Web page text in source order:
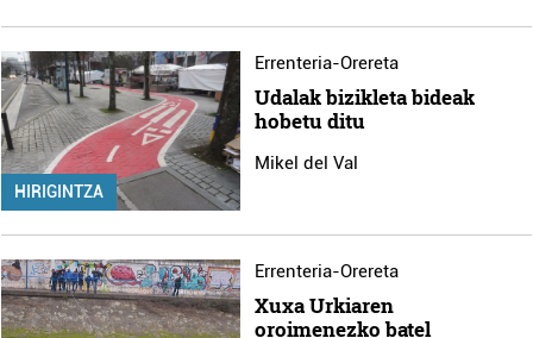
HIRIGINTZA
Errenteria-Orereta
Udalak bizikleta bideak
hobetu ditu
Mikel del Val
Errenteria-Orereta
Xuxa Urkiaren
oroimenezko batel